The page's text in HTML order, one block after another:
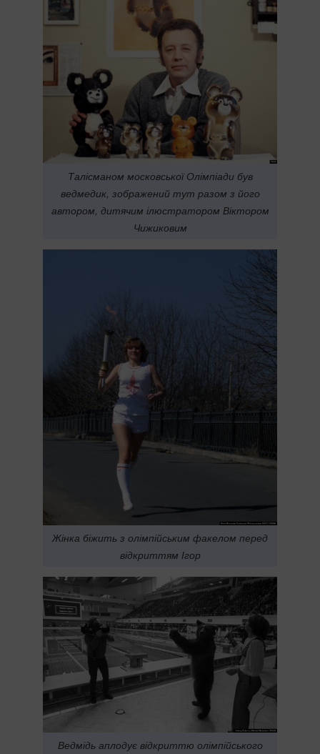
Талісманом московської Олімпіади був
ведмедик, зображений тут разом з його
автором, дитячим ілюстратором Віктором
Чижиковим
Жінка біжить з олімпійським факелом перед
відкриттям Ігор
Ведмідь аплодує відкриттю олімпійського